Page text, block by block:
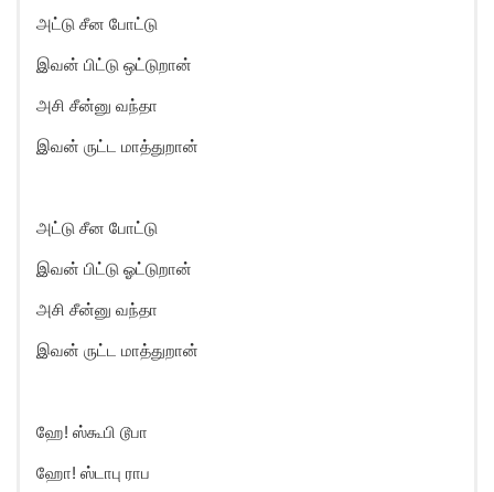
அட்டு சீன போட்டு
இவன் பிட்டு ஒட்டுறான்
அசி சீன்னு வந்தா
இவன் ருட்ட மாத்துறான்
அட்டு சீன போட்டு
இவன் பிட்டு ஓட்டுறான்
அசி சீன்னு வந்தா
இவன் ருட்ட மாத்துறான்
ஹே! ஸ்கூபி டூபா
ஹோ! ஸ்டாபு ராப